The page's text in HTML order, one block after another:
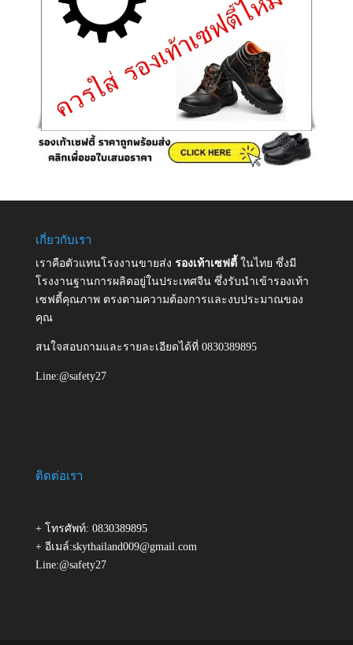
เกี่ยวกับเรา
เราคือตัวแทนโรงงานขายส่ง รองเท้าเซฟตี้ ในไทย ซึ่งมี
โรงงานฐานการผลิตอยู่ในประเทศจีน ซึ่งรับนำเข้ารองเท้า
เซฟตี้คุณภาพ ตรงตามความต้องการและงบประมาณของ
คุณ
สนใจสอบถามและรายละเอียดได้ที่ 0830389895
Line:@safety27
ติดต่อเรา
+ โทรศัพท์: 0830389895
+ อีเมล์:skythailand009@gmail.com
Line:@safety27